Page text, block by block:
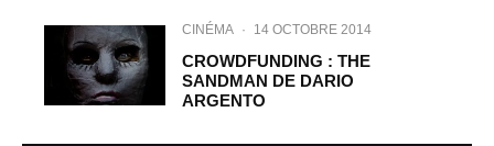
CINÉMA · 14 OCTOBRE 2014
CROWDFUNDING : THE
SANDMAN DE DARIO
ARGENTO